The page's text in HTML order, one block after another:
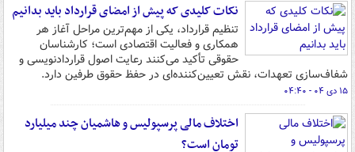
نکات کلیدی که پیش از امضای قرارداد باید بدانیم
تنظیم قرارداد، یکی از مهم‌ترین مراحل آغاز هر
همکاری و فعالیت اقتصادی است؛ کارشناسان
حقوقی تأکید می‌کنند رعایت اصول قراردادنویسی و
شفاف‌سازی تعهدات، نقش تعیین‌کننده‌ای در حفظ حقوق طرفین دارد.
۱۵ دی ۰۴ - ۰۴:۴۰
اختلاف مالی پرسپولیس و هاشمیان چند میلیارد
تومان است؟